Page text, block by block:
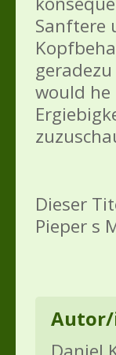
Sanftere
would he
Dieser
Pieper s